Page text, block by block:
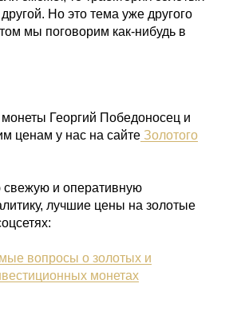
Но это тема уже другого
мы поговорим как-нибудь в
Георгий Победоносец и
ценам у нас на сайте Золотого
свежую и оперативную
лучшие цены на золотые
вопросы о золотых и
монетах